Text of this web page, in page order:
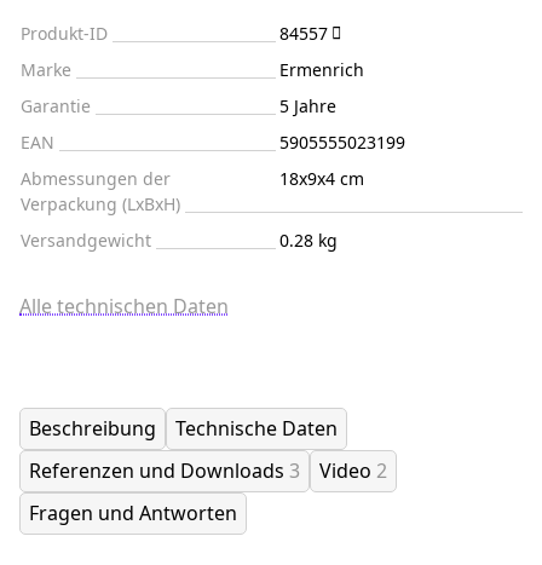
Produkt-ID
84557
Marke
Ermenrich
Garantie
5 Jahre
EAN
5905555023199
Abmessungen der
Verpackung (LxBxH)
18x9x4 cm
Versandgewicht 0.28 kg
Alle technischen Daten
Beschreibung
Technische Daten
Referenzen und Downloads 3 Video 2
Fragen und Antworten